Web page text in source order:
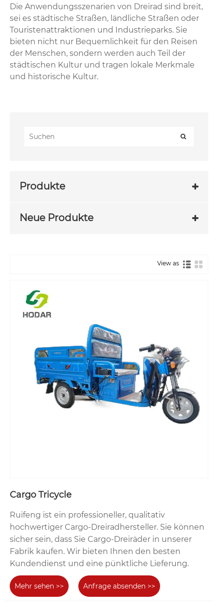
Die Anwendungsszenarien von Dreirad sind breit,
sei es städtische Straßen, ländliche Straßen oder
Touristenattraktionen und Industrieparks. Sie
bieten nicht nur Bequemlichkeit für den Reisen
der Menschen, sondern werden auch Teil der
städtischen Kultur und tragen lokale Merkmale
und historische Kultur.
Produkte
Neue Produkte
View as
Cargo Tricycle
Ruifeng ist ein professioneller, qualitativ
hochwertiger Cargo-Dreiradhersteller. Sie können
sicher sein, dass Sie Cargo-Dreiräder in unserer
Fabrik kaufen. Wir bieten Ihnen den besten
Kundendienst und eine pünktliche Lieferung.
Mehr sehen >> Anfrage absenden >>